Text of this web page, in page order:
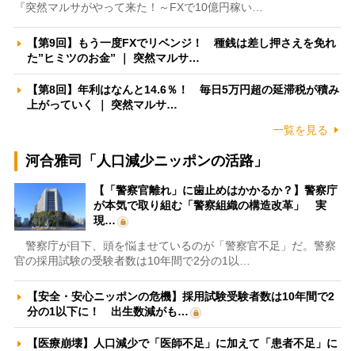
『突然マルサがやって来た！～FXで10億円稼い…
【第9回】もう一度FXでリベンジ！ 種銭は差し押さえを免れ
た”ヒミツのお金” ｜ 突然マルサ…
【第8回】年利はなんと14.6％！ 毎日5万円超の延滞税が積み
上がっていく ｜ 突然マルサ…
一覧を見る
河合雅司「人口減少ニッポンの活路」
【「警察官離れ」に歯止めはかかるか？】警察庁
が本気で取り組む「警察組織の構造改革」 実
現…
警察庁が目下、頭を悩ませているのが「警察官不足」だ。警察
官の採用試験の受験者数は10年間で2分の1以…
【安全・安心ニッポンの危機】採用試験受験者数は10年間で2
分の1以下に！ 出生数減がも…
【医療崩壊】人口減少で「医師不足」に加えて「患者不足」に